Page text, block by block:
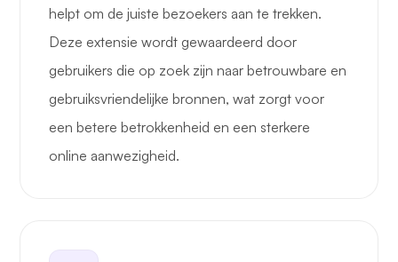
helpt om de juiste bezoekers aan te trekken.
Deze extensie wordt gewaardeerd door
gebruikers die op zoek zijn naar betrouwbare en
gebruiksvriendelijke bronnen, wat zorgt voor
een betere betrokkenheid en een sterkere
online aanwezigheid.